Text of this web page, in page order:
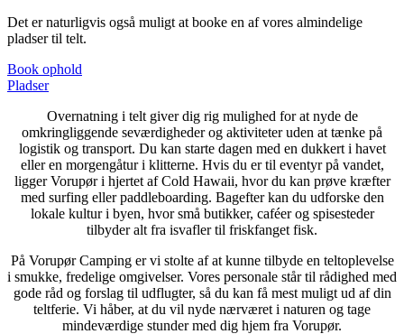
Det er naturligvis også muligt at booke en af vores almindelige
pladser til telt.
Book ophold
Pladser
Overnatning i telt giver dig rig mulighed for at nyde de
omkringliggende seværdigheder og aktiviteter uden at tænke på
logistik og transport. Du kan starte dagen med en dukkert i havet
eller en morgengåtur i klitterne. Hvis du er til eventyr på vandet,
ligger Vorupør i hjertet af Cold Hawaii, hvor du kan prøve kræfter
med surfing eller paddleboarding. Bagefter kan du udforske den
lokale kultur i byen, hvor små butikker, caféer og spisesteder
tilbyder alt fra isvafler til friskfanget fisk.
På Vorupør Camping er vi stolte af at kunne tilbyde en teltoplevelse
i smukke, fredelige omgivelser. Vores personale står til rådighed med
gode råd og forslag til udflugter, så du kan få mest muligt ud af din
teltferie. Vi håber, at du vil nyde nærværet i naturen og tage
mindeværdige stunder med dig hjem fra Vorupør.